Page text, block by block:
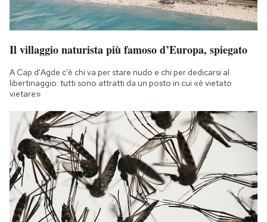
Il villaggio naturista più famoso d’Europa, spiegato
A Cap d'Agde c'è chi va per stare nudo e chi per dedicarsi al
libertinaggio: tutti sono attratti da un posto in cui «è vietato
vietare»